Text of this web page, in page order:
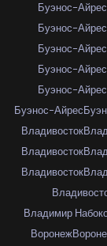
Буэнос-Айрес
Буэнос-Айрес
Буэнос-Айрес
Буэнос-Айрес
Буэнос-Айрес
Буэнос-Айрес
Владивосток
Владивосток
Владивосток
Владимир
Воронеж